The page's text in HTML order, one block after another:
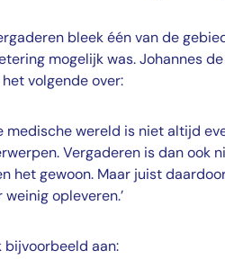
bleek één van de
mogelijk was. Johannes
volgende over:
medische wereld is niet altijd
Vergaderen is dan ook
het gewoon. Maar juist
weinig opleveren.’
bijvoorbeeld aan: